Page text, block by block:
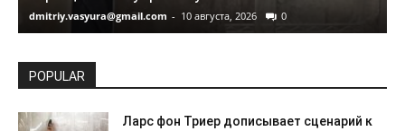
dmitriy.vasyura@gmail.com - 10 августа, 2026 0
POPULAR
Ларс фон Триер дописывает сценарий к